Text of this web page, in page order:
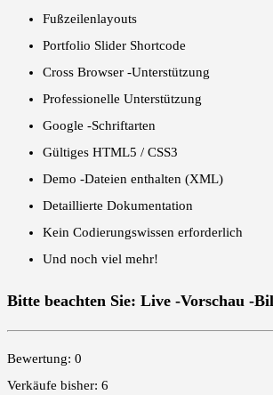
Fußzeilenlayouts
Portfolio Slider Shortcode
Cross Browser -Unterstützung
Professionelle Unterstützung
Google -Schriftarten
Gültiges HTML5 / CSS3
Demo -Dateien enthalten (XML)
Detaillierte Dokumentation
Kein Codierungswissen erforderlich
Und noch viel mehr!
Bitte beachten Sie: Live -Vorschau -
Bewertung: 0
Verkäufe bisher: 6